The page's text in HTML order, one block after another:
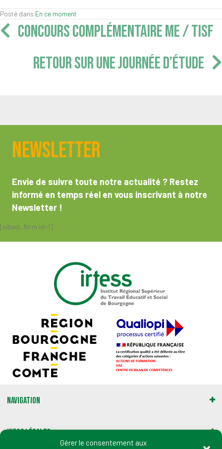
Gérer le consentement aux
Posté dans En ce moment
Navigation
CONCOURS COMPLÉMENTAIRE ME / TISF
RETOUR SUR UNE JOURNÉE D’ÉTUDE
Newsletter
Envie de suivre toute notre actualité ? Restez
informé en temps réel en vous inscrivant à notre
Newsletter !
[sibwp_form id=1]
Navigation
Infos légales